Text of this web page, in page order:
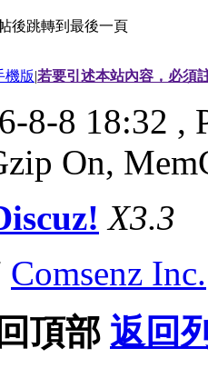
後跳轉到最後一頁
機版|若要引述本站內容，必須
8-8 18:32 ,
On,
X3.3
Comsenz Inc.
頂部 返回